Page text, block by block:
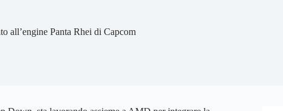
all’engine Panta Rhei di Capcom